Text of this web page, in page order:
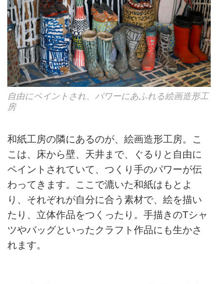
自由にペイントされ、パワーにあふれる絵画造形工
房
和紙工房の隣にあるのが、絵画造形工房。こ
こは、床から壁、天井まで、ぐるりと自由に
ペイントされていて、つくり手のパワーが伝
わってきます。ここで漉いた和紙はもとよ
り、それぞれが自分に合う素材で、絵を描い
たり、立体作品をつくったり。手描きのTシャ
ツやバッグといったクラフト作品にも生かさ
れます。